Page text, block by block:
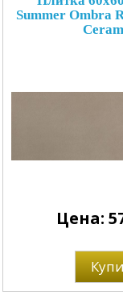
Summer Ombra
Цена: